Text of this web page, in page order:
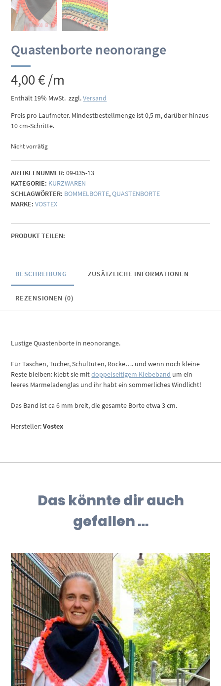
Quastenborte neonorange
4,00€/m
Enthält 19% MwSt. zzgl.Versand
Preis pro Laufmeter. Mindestbestellmenge ist 0,5 m, darüber hinaus
10 cm-Schritte.
Nicht vorrätig
ARTIKELNUMMER: 09-035-13
KATEGORIE: KURZWAREN
SCHLAGWÖRTER: BOMMELBORTE,QUASTENBORTE
MARKE:VOSTEX
PRODUKT TEILEN:
BESCHREIBUNG ZUSÄTZLICHE INFORMATIONEN
REZENSIONEN (0)
Lustige Quastenborte in neonorange.
Für Taschen, Tücher, Schultüten, Röcke…. und wenn noch kleine
Reste bleiben: klebt sie mitdoppelseitigem Klebeband um ein
leeres Marmeladenglas und ihr habt ein sommerliches Windlicht!
Das Band ist ca 6 mm breit, die gesamte Borte etwa 3 cm.
Hersteller:Vostex
Das könnte dir auch
gefallen …